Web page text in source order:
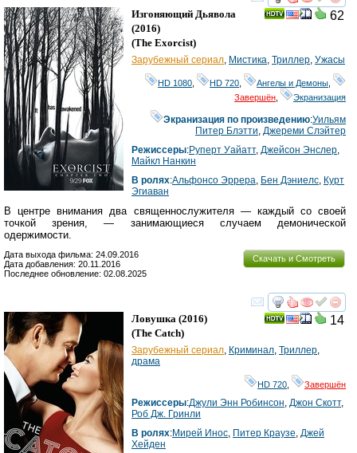
смотреть
62
Изгоняющий Дьявола
(2016)
(The Exorcist)
Зарубежный сериал, Мистика, Триллер, Ужасы
HD 1080 HD 720 Ангелы и Демоны
Завершён
Экранизация
Экранизация по произведению:Уильям
Питер Блэтти,Джереми Слэйтер
Режиссеры:Руперт Уайатт, Джейсон Энслер,
Майкл Нанкин
В ролях:Альфонсо Эррера, Бен Дэниелс, Курт
Эгиаван
В центре внимания два священнослужителя — каждый со своей
точкой зрения, — занимающиеся случаем демонической
одержимости.
Скачать и Смотреть
Дата выхода фильма: 24.09.2016
Дата добавления: 20.11.2016
Последнее обновление: 02.08.2025
смотреть
14
Ловушка (2016)
(The Catch)
Зарубежный сериал, Криминал, Триллер,
драма
HD 720 Завершён
Режиссеры:Джули Энн Робинсон, Джон Скотт,
Роб Дж. Гринли
В ролях:Мирей Инос, Питер Краузе, Джей
Хейден